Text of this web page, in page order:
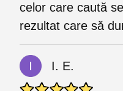
celor care caută
rezultat care să
I. E.